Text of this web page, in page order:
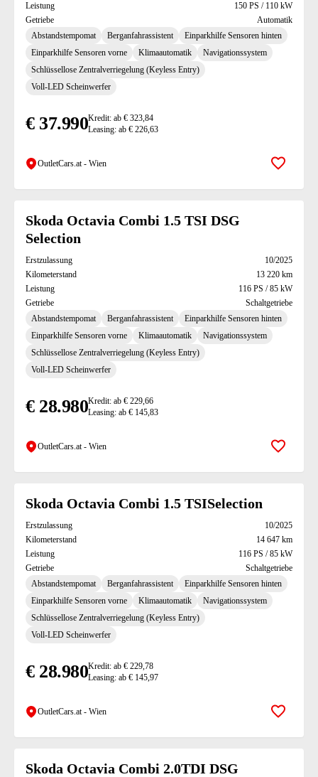
Leistung
150 PS / 110 kW
Getriebe
Automatik
Abstandstempomat
Berganfahrassistent
Einparkhilfe Sensoren hinten
Einparkhilfe Sensoren vorne
Klimaautomatik
Navigationssystem
Schlüssellose Zentralverriegelung (Keyless Entry)
Voll-LED Scheinwerfer
€ 37.990Kredit: ab € 323,84
Leasing: ab € 226,63
OutletCars.at - Wien Zur
Skoda Octavia Combi 1.5 TSI DSG
Selection
Erstzulassung
10/2025
Kilometerstand
13 220 km
Leistung
116 PS / 85 kW
Getriebe
Schaltgetriebe
Abstandstempomat
Berganfahrassistent
Einparkhilfe Sensoren hinten
Einparkhilfe Sensoren vorne
Klimaautomatik
Navigationssystem
Schlüssellose Zentralverriegelung (Keyless Entry)
Voll-LED Scheinwerfer
€ 28.980Kredit: ab € 229,66
Leasing: ab € 145,83
OutletCars.at - Wien Zur
Skoda Octavia Combi 1.5 TSISelection
Erstzulassung
10/2025
Kilometerstand
14 647 km
Leistung
116 PS / 85 kW
Getriebe
Schaltgetriebe
Abstandstempomat
Berganfahrassistent
Einparkhilfe Sensoren hinten
Einparkhilfe Sensoren vorne
Klimaautomatik
Navigationssystem
Schlüssellose Zentralverriegelung (Keyless Entry)
Voll-LED Scheinwerfer
€ 28.980Kredit: ab € 229,78
Leasing: ab € 145,97
OutletCars.at - Wien Zur
Skoda Octavia Combi 2.0TDI DSG